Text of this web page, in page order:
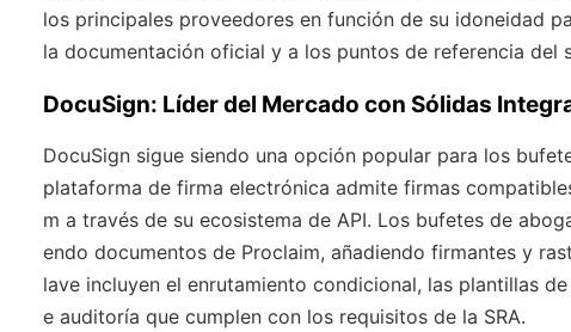
los principales proveedores en función de su idoneidad
la documentación oficial y a los puntos de referencia del
DocuSign: Líder del Mercado con Sólidas
DocuSign sigue siendo una opción popular para los
plataforma de firma electrónica admite firmas
m a través de su ecosistema de API. Los bufetes de
endo documentos de Proclaim, añadiendo firmantes y
lave incluyen el enrutamiento condicional, las plantillas
e auditoría que cumplen con los requisitos de la SRA.